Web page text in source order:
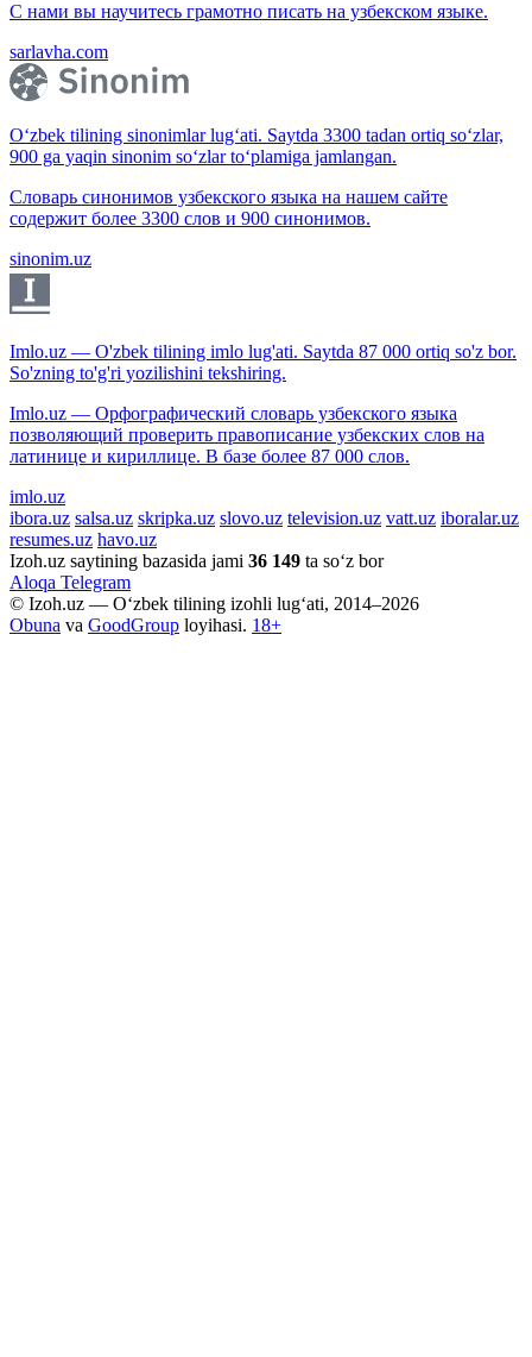
С нами вы научитесь грамотно писать на узбекском языке.
sarlavha.com
O‘zbek tilining sinonimlar lug‘ati. Saytda 3300 tadan ortiq so‘zlar,
900 ga yaqin sinonim so‘zlar to‘plamiga jamlangan.
Словарь синонимов узбекского языка на нашем сайте
содержит более 3300 слов и 900 синонимов.
sinonim.uz
Imlo.uz — O'zbek tilining imlo lug'ati. Saytda 87 000 ortiq so'z bor.
So'zning to'g'ri yozilishini tekshiring.
Imlo.uz — Орфографический словарь узбекского языка
позволяющий проверить правописание узбекских слов на
латинице и кириллице. В базе более 87 000 слов.
imlo.uz
ibora.uz salsa.uz skripka.uz slovo.uz television.uz vatt.uz iboralar.uz
resumes.uz havo.uz
Izoh.uz saytining bazasida jami 36 149 ta so‘z bor
Aloqa Telegram
© Izoh.uz — O‘zbek tilining izohli lug‘ati, 2014–2026
Obuna va GoodGroup loyihasi. 18+